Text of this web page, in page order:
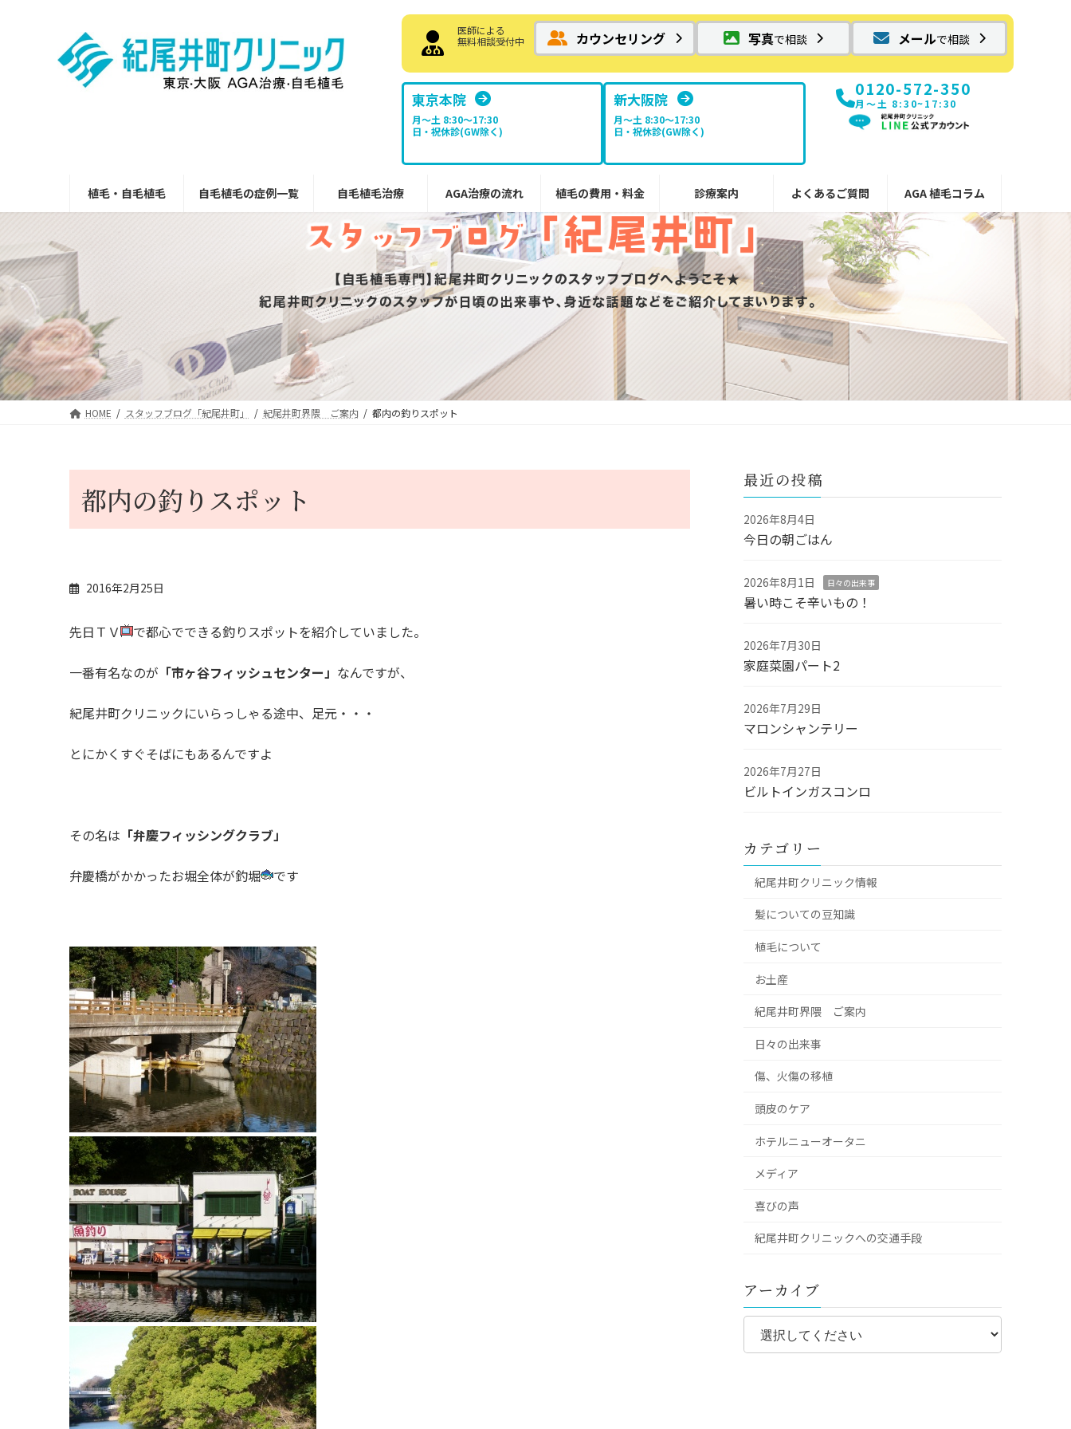
医師による
無料相談受付中
カウンセリング 写真で相談 メールで相談
東京本院
月～土 8:30〜17:30
日・祝休診(GW除く)
新大阪院
月～土 8:30〜17:30
日・祝休診(GW除く)
0120-572-350
月〜土 8:30~17:30
植毛・自毛植毛 自毛植毛の症例一覧 自毛植毛治療 AGA治療の流れ 植毛の費用・料金 診療案内 よくあるご質問 AGA 植毛コラム
HOME スタッフブログ「紀尾井町」 紀尾井町界隈 ご案内 都内の釣りスポット
都内の釣りスポット
2016年2月25日
先日ＴＶ で都心でできる釣りスポットを紹介していました。
一番有名なのが 「市ヶ谷フィッシュセンター」 なんですが、
紀尾井町クリニックにいらっしゃる途中、足元・・・
とにかくすぐそばにもあるんですよ
その名は 「弁慶フィッシングクラブ」
弁慶橋がかかったお堀全体が釣堀 です
最近の投稿
2026年8月4日
今日の朝ごはん
2026年8月1日 日々の出来事
暑い時こそ辛いもの！
2026年7月30日
家庭菜園パート2
2026年7月29日
マロンシャンテリー
2026年7月27日
ビルトインガスコンロ
カテゴリー
紀尾井町クリニック情報
髪についての豆知識
植毛について
お土産
紀尾井町界隈 ご案内
日々の出来事
傷、火傷の移植
頭皮のケア
ホテルニューオータニ
メディア
喜びの声
紀尾井町クリニックへの交通手段
アーカイブ